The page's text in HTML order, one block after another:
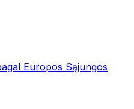
Europos Sąjungos